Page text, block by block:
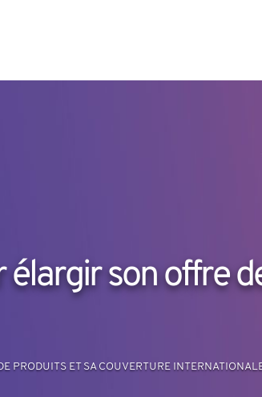
élargir son offre
PRODUITS ET SA COUVERTURE